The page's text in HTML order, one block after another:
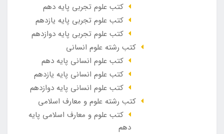
کتب علوم تجربی پایه دهم
کتب علوم تجربی پایه یازدهم
کتب علوم تجربی پایه دوازدهم
کتب رشته علوم انسانی
کتب علوم انسانی پایه دهم
کتب علوم انسانی پایه یازدهم
کتب علوم انسانی پایه دوازدهم
کتب رشته علوم و معارف اسلامی
کتب علوم و معارف اسلامی پایه
دهم